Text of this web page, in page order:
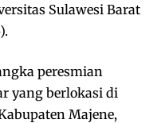
Sulawesi Barat
peresmian
yang berlokasi di
Majene,